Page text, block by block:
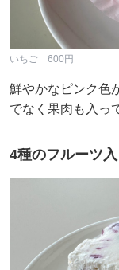
いちご 600円
鮮やかなピンク色
でなく果肉も入っ
4種のフルーツ